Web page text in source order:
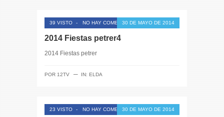
39 VISTO - NO HAY COMENTARIOS30 DE MAYO DE 2014
2014 Fiestas petrer4
2014 Fiestas petrer
POR 12TV ─ IN: ELDA
23 VISTO - NO HAY COMENTARIOS30 DE MAYO DE 2014